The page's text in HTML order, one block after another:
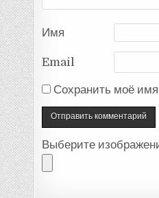
Имя
Email
Сохранить моё
Выберите